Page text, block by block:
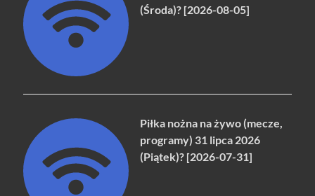
(Środa)? [2026-08-05]
Piłka nożna na żywo (mecze,
programy) 31 lipca 2026
(Piątek)? [2026-07-31]